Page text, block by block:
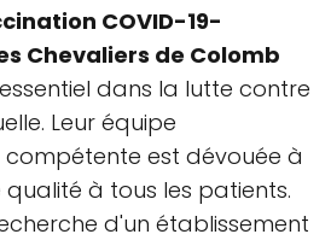
COVID-19-
Chevaliers de Colomb
dans la lutte contre
Leur équipe
compétente est dévouée à
à tous les patients.
d'un établissement